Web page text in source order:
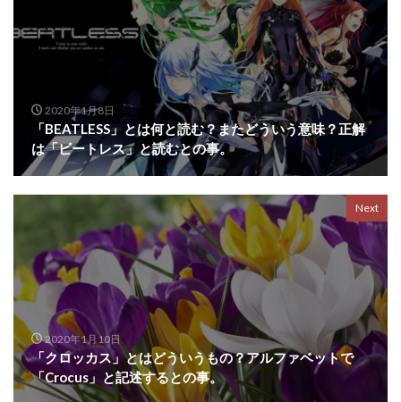
2020年1月8日
「BEATLESS」とは何と読む？またどういう意味？正解
は「ビートレス」と読むとの事。
Next
2020年1月10日
「クロッカス」とはどういうもの？アルファベットで
「Crocus」と記述するとの事。